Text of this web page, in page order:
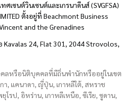
ศเซนต์วินเซนต์และเกรนาดีนส์ (SVGFSA)
ตั้งอยู่ที่ Beachmont Business
and the Grenadines
Kavalas 24, Flat 301, 2044 Strovolos,
คคลหรือนิติบุคคลที่มีถิ่นพำนักหรืออยู่ในเขต
า, แคนาดา, ญี่ปุ่น, เกาหลีใต้, สหราช
รป, อิหร่าน, เกาหลีเหนือ, ซีเรีย, ซูดาน,